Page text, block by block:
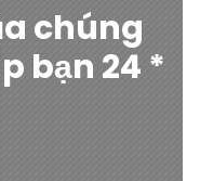
chúng
bạn 24 *